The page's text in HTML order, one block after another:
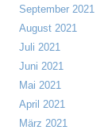
September 2021
August 2021
Juli 2021
Juni 2021
Mai 2021
April 2021
März 2021